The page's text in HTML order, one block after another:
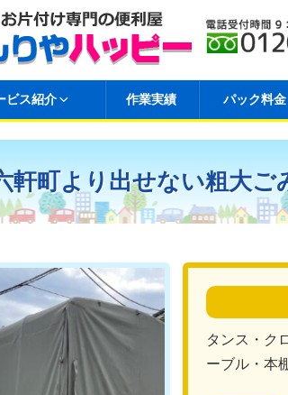
ビス紹介 作業実績 パック料金
軒町より出せない粗大ご
タンス・ク
ーブル・本